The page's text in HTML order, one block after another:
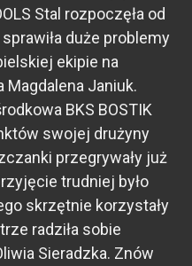
Stal rozpoczęła od
duże problemy
ekipie na
Magdalena Janiuk.
BKS BOSTIK
swojej drużyny
przegrywały już
trudniej było
skrzętnie korzystały
radziła sobie
Sieradzka. Znów